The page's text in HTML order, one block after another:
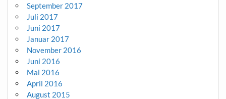
September 2017
Juli 2017
Juni 2017
Januar 2017
November 2016
Juni 2016
Mai 2016
April 2016
August 2015